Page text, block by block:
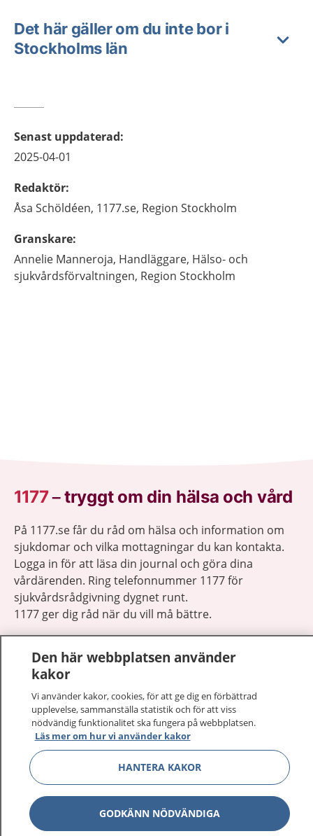
Det här gäller om du inte bor i
Stockholms län
Senast uppdaterad:
2025-04-01
Redaktör:
Åsa Schöldéen, 1177.se, Region Stockholm
Granskare:
Annelie Manneroja, Handläggare, Hälso- och
sjukvårdsförvaltningen, Region Stockholm
1177–tryggt om din hälsa och vård
På 1177.se får du råd om hälsa och information om
sjukdomar och vilka mottagningar du kan kontakta.
Logga in för att läsa din journal och göra dina
vårdärenden. Ring telefonnummer 1177 för
sjukvårdsrådgivning dygnet runt.
1177 ger dig råd när du vill må bättre.
1177 på flera språk
Kontakt Visa
Behandling av personuppgifter
Den här webbplatsen använder
kakor
Vi använder kakor, cookies, för att ge dig en förbättrad
upplevelse, sammanställa statistik och för att viss
nödvändig funktionalitet ska fungera på webbplatsen.
Läs mer om hur vi använder kakor
HANTERA KAKOR
GODKÄNN NÖDVÄNDIGA